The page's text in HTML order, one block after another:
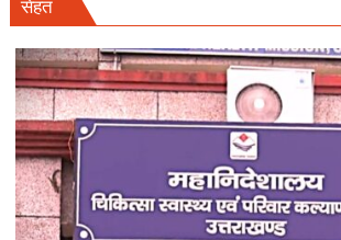
शादी
पर
नया
विवाद,
के
सेहत